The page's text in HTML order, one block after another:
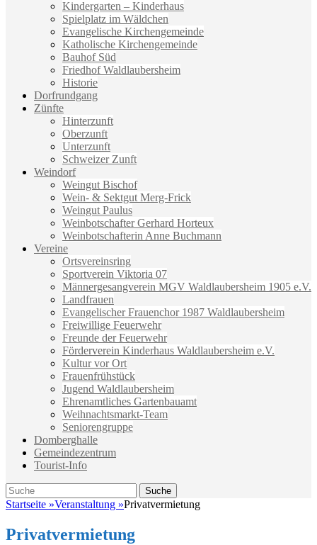
Kindergarten – Kinderhaus
Spielplatz im Wäldchen
Evangelische Kirchengemeinde
Katholische Kirchengemeinde
Bauhof Süd
Friedhof Waldlaubersheim
Historie
Dorfrundgang
Zünfte
Hinterzunft
Oberzunft
Unterzunft
Schweizer Zunft
Weindorf
Weingut Bischof
Wein- & Sektgut Merg-Frick
Weingut Paulus
Weinbotschafter Gerhard Horteux
Weinbotschafterin Anne Buchmann
Vereine
Ortsvereinsring
Sportverein Viktoria 07
Männergesangverein MGV Waldlaubersheim 1905 e.V.
Landfrauen
Evangelischer Frauenchor 1987 Waldlaubersheim
Freiwillige Feuerwehr
Freunde der Feuerwehr
Förderverein Kinderhaus Waldlaubersheim e.V.
Kultur vor Ort
Frauenfrühstück
Jugend Waldlaubersheim
Ehrenamtliches Gartenbauamt
Weihnachtsmarkt-Team
Seniorengruppe
Domberghalle
Gemeindezentrum
Tourist-Info
Suche
Suche
nach:
Startseite »Veranstaltung »Privatvermietung
Privatvermietung